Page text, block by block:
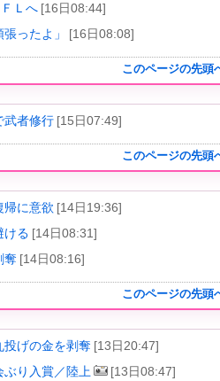
Ｌへ [16日08:44]
ったよ」 [16日08:08]
このページの先頭
武者修行 [15日07:49]
このページの先頭
帰に意欲 [14日19:36]
ける [14日08:31]
奪 [14日08:16]
このページの先頭
げの金を剥奪 [13日20:47]
り入賞／陸上 [13日08:47]